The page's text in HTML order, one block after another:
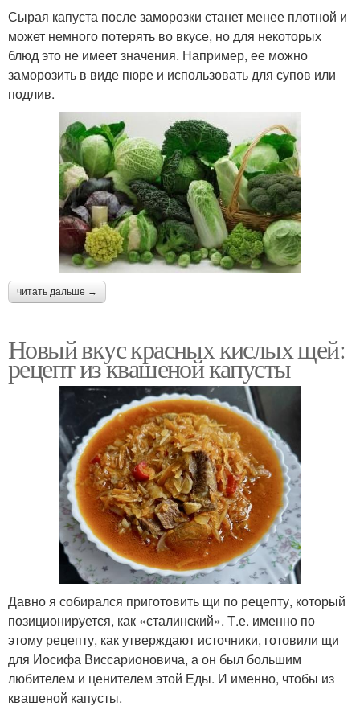
Сырая капуста после заморозки станет менее плотной и
может немного потерять во вкусе, но для некоторых
блюд это не имеет значения. Например, ее можно
заморозить в виде пюре и использовать для супов или
подлив.
читать дальше →
Новый вкус красных кислых щей:
рецепт из квашеной капусты
Давно я собирался приготовить щи по рецепту, который
позиционируется, как «сталинский». Т.е. именно по
этому рецепту, как утверждают источники, готовили щи
для Иосифа Виссарионовича, а он был большим
любителем и ценителем этой Еды. И именно, чтобы из
квашеной капусты.